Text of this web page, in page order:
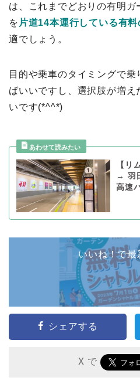
は、これまでどおりの有明ガ
を 片道14本運行している有料
適でしょう。
目的や乗車のタイミングで
ばいいですし、選択肢が増え
いです(*^^*)
【リ
→ 羽
高速
いいね！で
シェアする
X で